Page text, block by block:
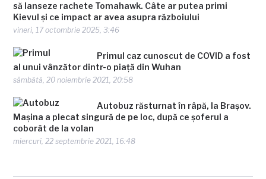
să lanseze rachete Tomahawk. Câte ar putea primi
Kievul și ce impact ar avea asupra războiului
vineri, 17 octombrie 2025, 3:46
Primul caz cunoscut de COVID a fost
al unui vânzător dintr-o piață din Wuhan
sâmbătă, 20 noiembrie 2021, 20:58
Autobuz răsturnat în râpă, la Braşov.
Maşina a plecat singură de pe loc, după ce şoferul a
coborât de la volan
miercuri, 22 septembrie 2021, 16:48